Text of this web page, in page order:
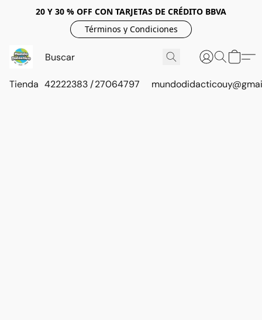
20 Y 30 % OFF CON TARJETAS DE CRÉDITO BBVA
Términos y Condiciones
Tienda 42222383 / 27064797